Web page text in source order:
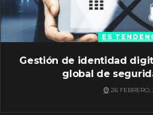
ES
Gestión de identidad
global de
26 FEBRERO,